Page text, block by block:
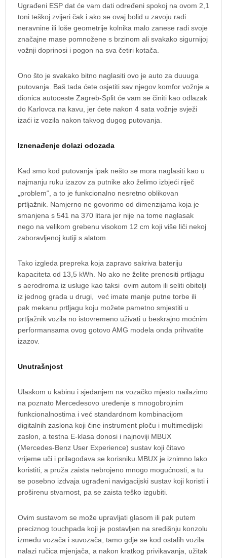
Ugrađeni ESP dat će vam dati određeni spokoj na ovom 2,1
toni teškoj zvijeri čak i ako se ovaj bolid u zavoju radi
neravnine ili loše geometrije kolnika malo zanese radi svoje
značajne mase pomnožene s brzinom ali svakako sigurnijoj
vožnji doprinosi i pogon na sva četiri kotača.
Ono što je svakako bitno naglasiti ovo je auto za duuuga
putovanja. Baš tada ćete osjetiti sav njegov komfor vožnje a
dionica autoceste Zagreb-Split će vam se činiti kao odlazak
do Karlovca na kavu, jer ćete nakon 4 sata vožnje svježi
izaći iz vozila nakon takvog dugog putovanja.
Iznenađenje dolazi odozada
Kad smo kod putovanja ipak nešto se mora naglasiti kao u
najmanju ruku izazov za putnike ako želimo izbjeći riječ
„problem“, a to je funkcionalno nesretno oblikovan
prtljažnik. Namjerno ne govorimo od dimenzijama koja je
smanjena s 541 na 370 litara jer nije na tome naglasak
nego na velikom grebenu visokom 12 cm koji više liči nekoj
zaboravljenoj kutiji s alatom.
Tako izgleda prepreka koja zapravo sakriva bateriju
kapaciteta od 13,5 kWh. No ako ne želite prenositi prtljagu
s aerodroma iz usluge kao taksi ovim autom ili seliti obitelji
iz jednog grada u drugi, već imate manje putne torbe ili
pak mekanu prtljagu koju možete pametno smjestiti u
prtljažnik vozila no istovremeno uživati u beskrajno moćnim
performansama ovog gotovo AMG modela onda prihvatite
izazov.
Unutrašnjost
Ulaskom u kabinu i sjedanjem na vozačko mjesto nailazimo
na poznato Mercedesovo uređenje s mnogobrojnim
funkcionalnostima i već standardnom kombinacijom
digitalnih zaslona koji čine instrument ploču i multimedijski
zaslon, a testna E-klasa donosi i najnoviji MBUX
(Mercedes-Benz User Experience) sustav koji čitavo
vrijeme uči i prilagođava se korisniku.MBUX je iznimno lako
koristiti, a pruža zaista nebrojeno mnogo mogućnosti, a tu
se posebno izdvaja ugrađeni navigacijski sustav koji koristi i
proširenu stvarnost, pa se zaista teško izgubiti.
Ovim sustavom se može upravljati glasom ili pak putem
preciznog touchpada koji je postavljen na središnju konzolu
između vozača i suvozača, tamo gdje se kod ostalih vozila
nalazi ručica mjenjača, a nakon kratkog privikavanja, užitak